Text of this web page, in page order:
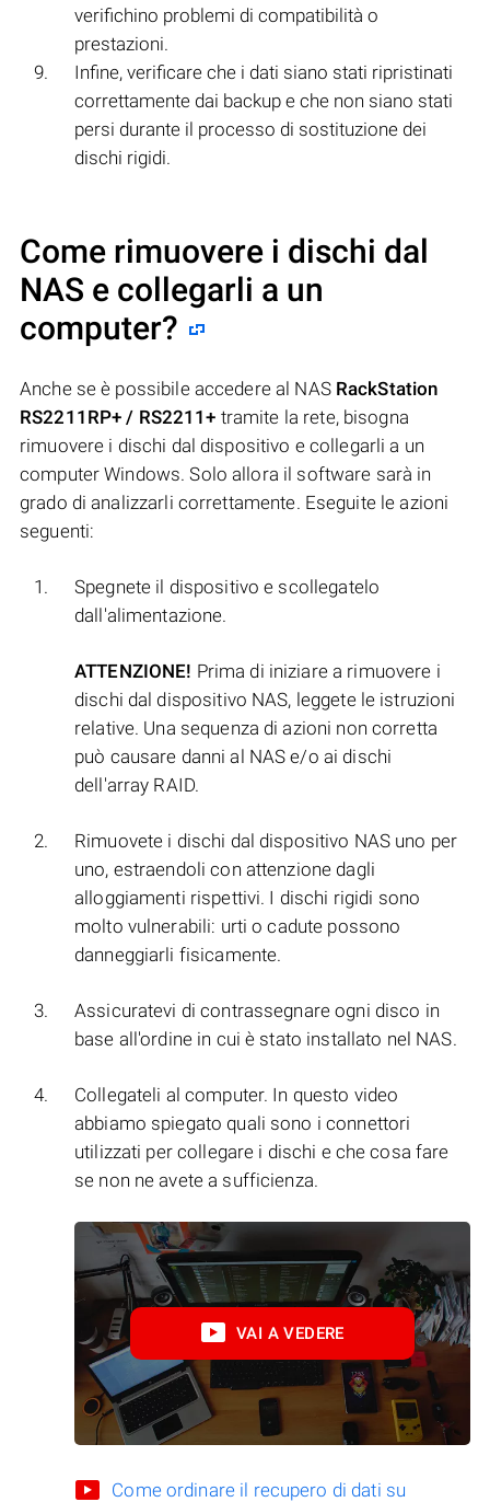
verifichino problemi di compatibilità o
prestazioni.
Infine, verificare che i dati siano stati ripristinati
correttamente dai backup e che non siano stati
persi durante il processo di sostituzione dei
dischi rigidi.
Come rimuovere i dischi dal
NAS e collegarli a un
computer?
Anche se è possibile accedere al NAS RackStation
RS2211RP+ / RS2211+ tramite la rete, bisogna
rimuovere i dischi dal dispositivo e collegarli a un
computer Windows. Solo allora il software sarà in
grado di analizzarli correttamente. Eseguite le azioni
seguenti:
Spegnete il dispositivo e scollegatelo
dall'alimentazione.
ATTENZIONE! Prima di iniziare a rimuovere i
dischi dal dispositivo NAS, leggete le istruzioni
relative. Una sequenza di azioni non corretta
può causare danni al NAS e/o ai dischi
dell'array RAID.
Rimuovete i dischi dal dispositivo NAS uno per
uno, estraendoli con attenzione dagli
alloggiamenti rispettivi. I dischi rigidi sono
molto vulnerabili: urti o cadute possono
danneggiarli fisicamente.
Assicuratevi di contrassegnare ogni disco in
base all'ordine in cui è stato installato nel NAS.
Collegateli al computer. In questo video
abbiamo spiegato quali sono i connettori
utilizzati per collegare i dischi e che cosa fare
se non ne avete a sufficienza.
VAI A VEDERE
Come ordinare il recupero di dati su